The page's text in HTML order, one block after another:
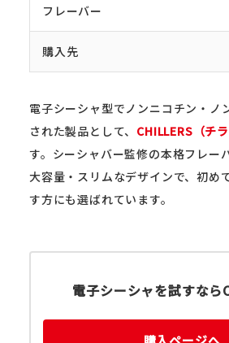
フレーバー
購入先
電子シーシャ型でノンニコチン・ノ
された製品として、 CHILLERS（チ
す。シーシャバー監修の本格フレー
大容量・スリムなデザインで、初め
す方にも選ばれています。
電子シーシャを試すなら